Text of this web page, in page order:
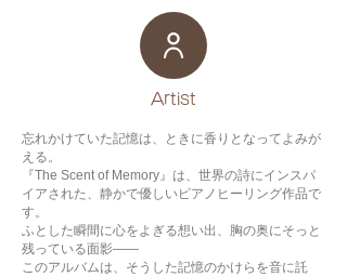
​Artist
忘れかけていた記憶は、ときに香りとなってよみが
える。
『The Scent of Memory』は、世界の詩にインスパ
イアされた、静かで優しいピアノヒーリング作品で
す。
ふとした瞬間に心をよぎる想い出、胸の奥にそっと
残っている面影——
このアルバムは、そうした記憶のかけらを音に託